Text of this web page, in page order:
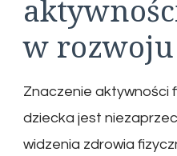
w
Znaczenie aktywności
dziecka jest
widzenia zdrowia